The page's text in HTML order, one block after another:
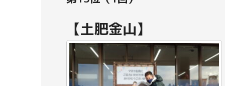
【土肥金山】